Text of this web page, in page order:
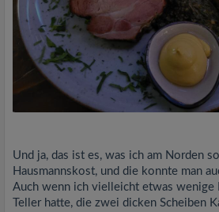
Und ja, das ist es, was ich am Norden
Hausmannskost, und die konnte man
Auch wenn ich vielleicht etwas wenige
Teller hatte, die zwei dicken Scheiben